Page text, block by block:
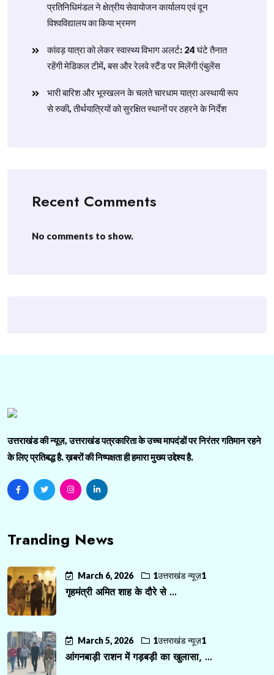
प्रतिनिधिमंडल ने क्षेत्रीय सेवायोजन कार्यालय एवं दून
विश्वविद्यालय का किया भ्रमण
​कांवड़ यात्रा को लेकर स्वास्थ्य विभाग अलर्ट: 24 घंटे तैनात
रहेंगी मेडिकल टीमें, बस और रेलवे स्टैंड पर मिलेंगी एंबुलेंस
​भारी बारिश और भूस्खलन के चलते चारधाम यात्रा अस्थायी रूप
से रुकी, तीर्थयात्रियों को सुरक्षित स्थानों पर ठहरने के निर्देश
Recent Comments
No comments to show.
उत्तराखंड की न्यूज़, उत्तराखंड पत्रकारिता के उच्च मापदंडों पर निरंतर गतिमान रहने
के लिए प्रतिबद्ध है. ख़बरों की निष्पक्षता ही हमारा मुख्य उद्देश्य है.
Tranding News
March 6, 2026 1उत्तराखंड न्यूज़1
गृहमंत्री अमित शाह के दौरे से ...
March 5, 2026 1उत्तराखंड न्यूज़1
आंगनबाड़ी राशन में गड़बड़ी का खुलासा, ...